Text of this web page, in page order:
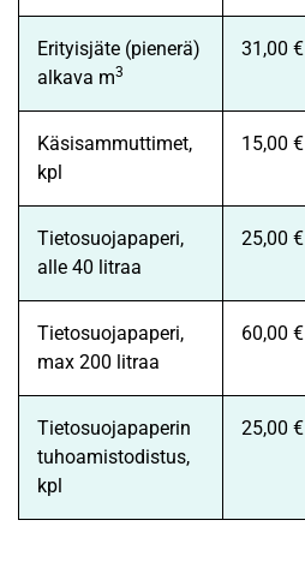
Erityisjäte (pienerä)
alkava m3
31,00 €
Käsisammuttimet,
kpl
15,00 €
Tietosuojapaperi,
alle 40 litraa
25,00 €
Tietosuojapaperi,
max 200 litraa
60,00 €
Tietosuojapaperin
tuhoamistodistus,
kpl
25,00 €